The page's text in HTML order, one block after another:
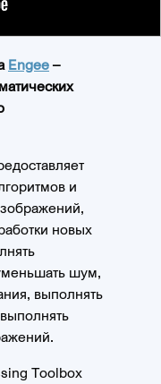
Engee –
и
новых
шум,
выполнять
Toolbox